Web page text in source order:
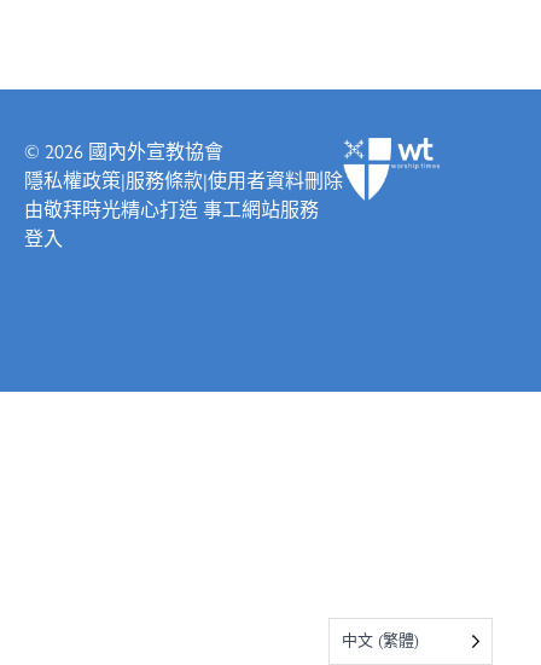
© 2026 國內外宣教協會
隱私權政策|服務條款|使用者資料刪除
由敬拜時光精心打造 事工網站服務
登入
中文 (繁體)